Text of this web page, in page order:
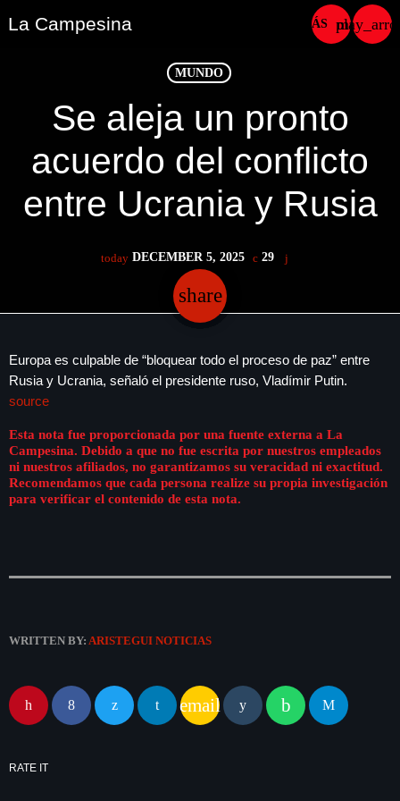
La Campesina menu
close
play_arrow
LA CAMPESINA CADENA
play_arrow
LA CAMPESINA 101.9 FM
play_arrow
LA CAMPESINA 96.7 FM
play_arrow
LA CAMPESINA 106.3 FM
play_arrow
LA CAMPESINA 92.5 FM
play_arrow
LA CAMPESINA 107.9 FM
play_arrow
LA CAMPESINA GEORGIA
LOCUCIÓN (TALENTO AL AIRE)
RANKING
COMUNÍCATE
MUNDO
Se aleja un pronto
acuerdo del conflicto
entre Ucrania y Rusia
today DECEMBER 5, 2025 29
share
email
Europa es culpable de “bloquear todo el proceso de paz” entre
Rusia y Ucrania, señaló el presidente ruso, Vladímir Putin.
source
Esta nota fue proporcionada por una fuente externa a La
Campesina. Debido a que no fue escrita por nuestros empleados
ni nuestros afiliados, no garantizamos su veracidad ni exactitud.
Recomendamos que cada persona realize su propia investigación
para verificar el contenido de esta nota.
WRITTEN BY: ARISTEGUI NOTICIAS
email
RATE IT